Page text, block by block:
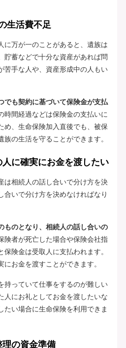
生活費不足
に万が一のことがあると、遺族は
貯蓄などで十分な資産があれば問
苦手な人や、資産形成中の人もい
でも契約に基づいて保険金が支払
時間経過などは保険金の支払いに
め、生命保険加入直後でも、被保
の生活を守ることができます。
に確実にお金を渡したい
は相続人の話し合いで分け方を決
合いで分け方を決めなければなり
ものとなり、相続人の話し合いの
険者が死亡した場合や保険会社指
険金は受取人に支払われます。
お金を渡すことができます。
持っていて仕事をするのが難しい
人にお礼としてお金を渡したいな
たい場合に生命保険を利用できま
理の資金準備